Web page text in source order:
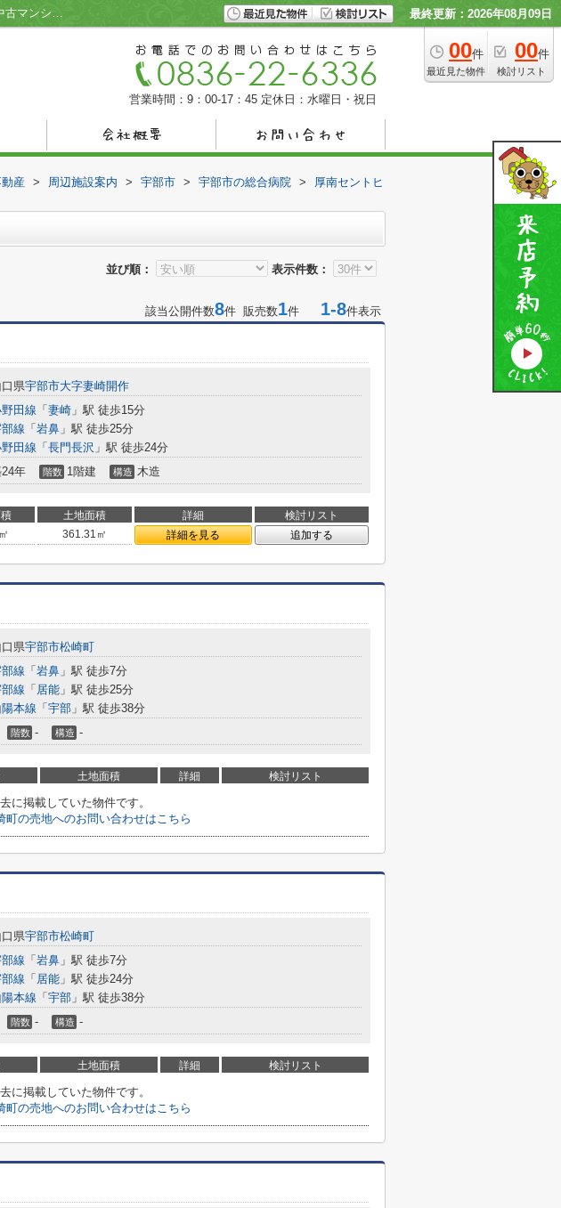
厚南セントヒル病院周辺の物件一覧｜宇部市の不動産情報 賃貸アパ－ト 貸家 中古住宅 中古マンション 土地｜株式会社和幸不動産 最終更新：2026年08月09日
00件
最近見た物件
00件
検討リスト
営業時間：9：00-17：45 定休日：水曜日・祝日
産 > 周辺施設案内 > 宇部市 > 宇部市の総合病院 >
厚南セントヒ
並び順： 表示件数：
該当公開件数8件 販売数1件 1-8件表示
口県宇部市大字妻崎開作
田線 「 妻崎 」駅 徒歩15分
線 「 岩鼻 」駅 徒歩25分
田線 「 長門長沢 」駅 徒歩24分
年 階数 1階建 構造 木造
土地面積 詳細
検討リスト
361.31㎡ 詳細を見る 追加する
口県宇部市松崎町
線 「 岩鼻 」駅 徒歩7分
線 「 居能 」駅 徒歩25分
陽本線 「 宇部 」駅 徒歩38分
階数 - 構造 -
土地面積 詳細 検討リスト
に掲載していた物件です。
町の売地へのお問い合わせはこちら
口県宇部市松崎町
線 「 岩鼻 」駅 徒歩7分
線 「 居能 」駅 徒歩24分
陽本線 「 宇部 」駅 徒歩38分
階数 - 構造 -
土地面積 詳細 検討リスト
に掲載していた物件です。
町の売地へのお問い合わせはこちら